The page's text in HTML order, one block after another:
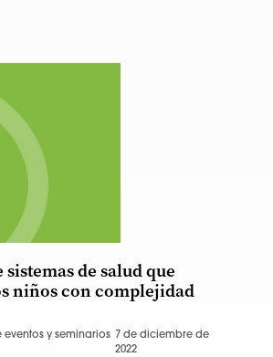
sistemas de salud que
niños con complejidad
y seminarios 7 de diciembre de
2022